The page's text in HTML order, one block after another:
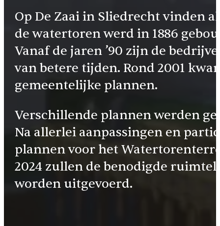
Op De Zaai in Sliedrecht vinden
de watertoren werd in 1886
Vanaf de jaren ’90 zijn de
van betere tijden. Rond 2001
gemeentelijke plannen.
Verschillende plannen werden
Na allerlei aanpassingen en
plannen voor het
2024 zullen de benodigde
worden uitgevoerd.